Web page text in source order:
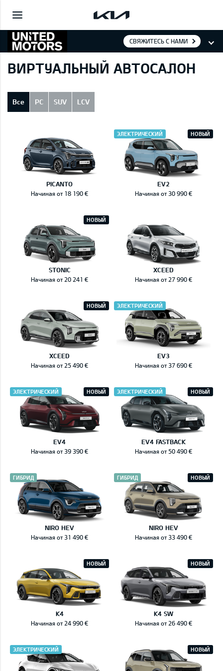
СВЯЖИТЕСЬ С НАМИ
ВИРТУАЛЬНЫЙ АВТОСАЛОН
Все PC SUV LCV
PICANTO
Начиная от 18 190 €
EV2
НОВЫЙ
ЭЛЕКТРИЧЕСКИЙ
Начиная от 30 990 €
STONIC
НОВЫЙ
Начиная от 20 241 €
XCEED
Начиная от 27 990 €
XCEED
НОВЫЙ
Начиная от 25 490 €
EV3
ЭЛЕКТРИЧЕСКИЙ
Начиная от 37 690 €
EV4
НОВЫЙ
ЭЛЕКТРИЧЕСКИЙ
Начиная от 39 390 €
EV4 FASTBACK
ЭЛЕКТРИЧЕСКИЙ НОВЫЙ
Начиная от 50 490 €
NIRO HEV
ГИБРИД
Начиная от 31 490 €
NIRO HEV
НОВЫЙ
ГИБРИД
Начиная от 33 490 €
K4
НОВЫЙ
Начиная от 24 990 €
K4 SW
НОВЫЙ
Начиная от 26 490 €
ЭЛЕКТРИЧЕСКИЙ НОВЫЙ